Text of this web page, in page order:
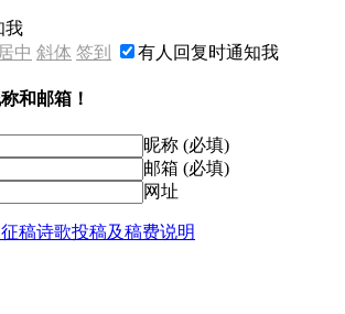
我
居中 斜体 签到 有人回复时通知我
和邮箱！
昵称 (必填)
邮箱 (必填)
网址